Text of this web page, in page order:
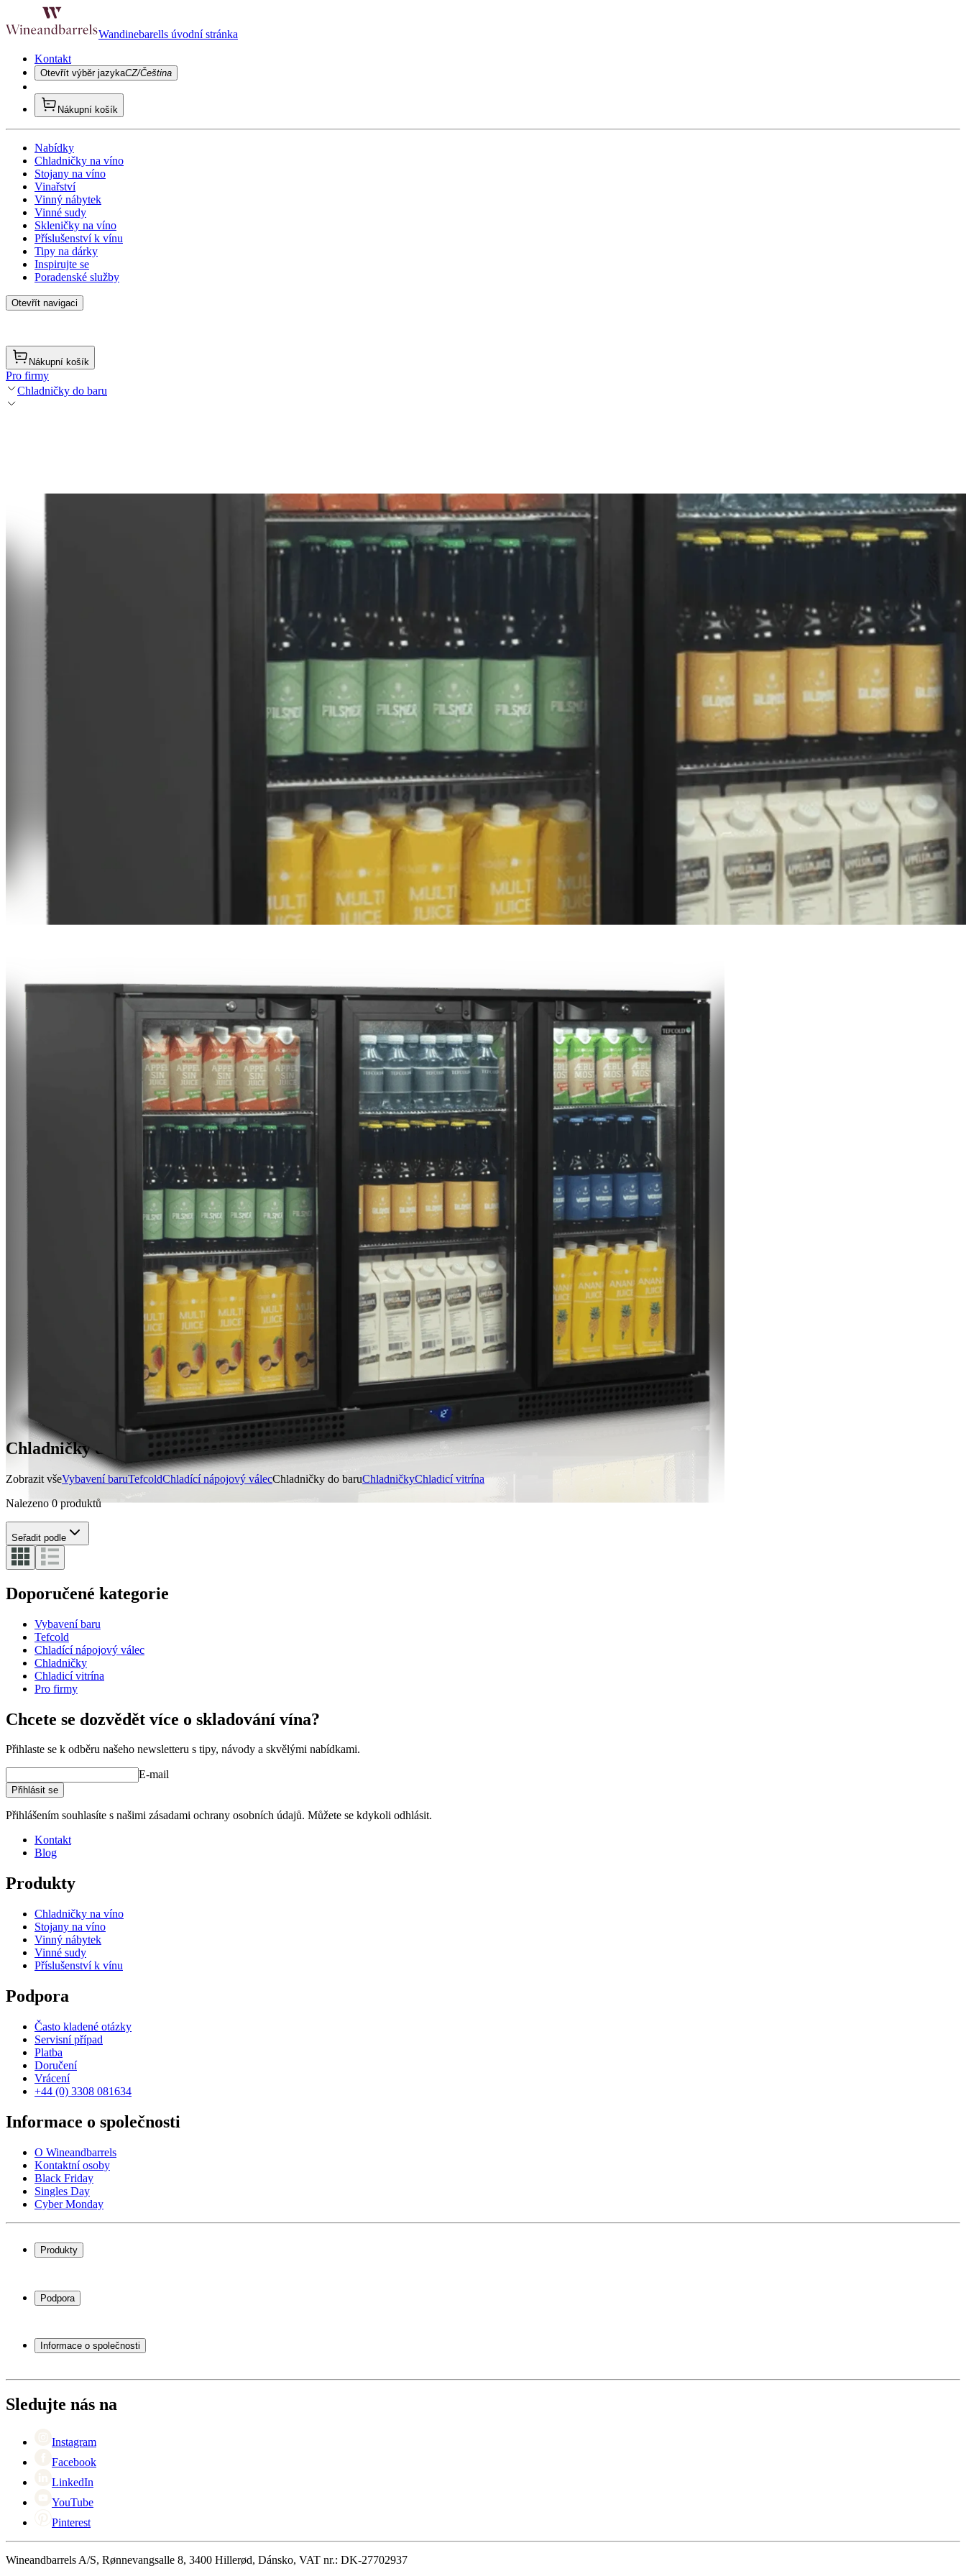
Wandinebarells úvodní stránka
Kontakt
Otevřít výběr jazykaCZ/Čeština
Nákupní košík
Nabídky
Chladničky na víno
Stojany na víno
Vinařství
Vinný nábytek
Vinné sudy
Skleničky na víno
Příslušenství k vínu
Tipy na dárky
Inspirujte se
Poradenské služby
Otevřít navigaci
Nákupní košík
Pro firmy
Chladničky do baru
Chladničky do baru
Zobrazit všeVybavení baruTefcoldChladící nápojový válecChladničky do baruChladničkyChladicí vitrína
Nalezeno 0 produktů
Seřadit podle
Doporučené kategorie
Vybavení baru
Tefcold
Chladící nápojový válec
Chladničky
Chladicí vitrína
Pro firmy
Chcete se dozvědět více o skladování vína?
Přihlaste se k odběru našeho newsletteru s tipy, návody a skvělými nabídkami.
E-mail
Přihlásit se
Přihlášením souhlasíte s našimi zásadami ochrany osobních údajů. Můžete se kdykoli odhlásit.
Kontakt
Blog
Produkty
Chladničky na víno
Stojany na víno
Vinný nábytek
Vinné sudy
Příslušenství k vínu
Podpora
Často kladené otázky
Servisní případ
Platba
Doručení
Vrácení
+44 (0) 3308 081634
Informace o společnosti
O Wineandbarrels
Kontaktní osoby
Black Friday
Singles Day
Cyber Monday
Produkty
Stojany na víno
Vinný nábytek
Podpora
Servisní případ
Platba
Vrácení
Informace o společnosti
Black Friday
Singles Day
Sledujte nás na
Instagram
Facebook
LinkedIn
YouTube
Pinterest
Wineandbarrels A/S, Rønnevangsalle 8, 3400 Hillerød, Dánsko, VAT nr.: DK-27702937